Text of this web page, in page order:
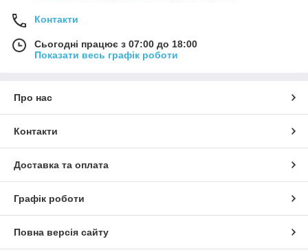
Контакти
Сьогодні працює з 07:00 до 18:00
Показати весь графік роботи
Про нас
Контакти
Доставка та оплата
Графік роботи
Повна версія сайту